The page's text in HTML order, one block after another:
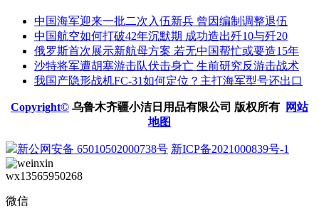
中国海军迎来一批二次入伍新兵 曾因编制调整退伍
中国航空如何打破42年沉默期 成功造出歼10与歼20
俄罗斯首次展示新航母方案 若无中国帮忙或要造15年
沙特将军遭胡塞游击队伏击身亡 生前研究反游击战术
我国产隐形战机FC-31如何定位？主打海军型号还出口
Copyright© 乌鲁木齐疆小洁日用品有限公司 版权所有
网站
地图
新公网安备 65010502000738号 新ICP备2021000839号-1
wx13565950268
微信